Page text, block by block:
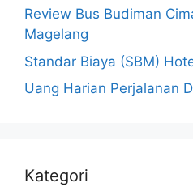
Review Bus Budiman
Magelang
Standar Biaya (SBM)
Uang Harian Perjalanan
Kategori